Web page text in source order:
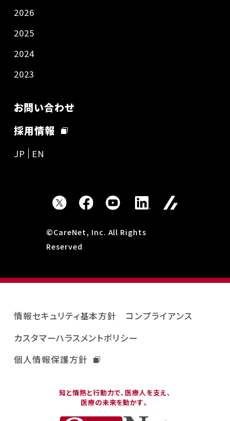
2026
2025
2024
2023
お問い合わせ
採用情報
JP EN
©CareNet, Inc. All Rights
Reserved
知と情熱と行動力で、医療人を支え、
医療の未来を動かす。
情報セキュリティ基本方針
コンプライアンス
カスタマーハラスメントポリシー
個人情報保護方針